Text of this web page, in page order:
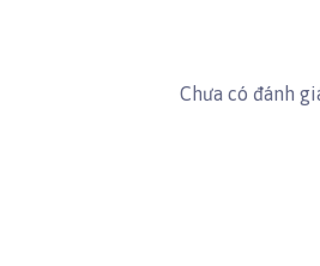
Chưa có đánh